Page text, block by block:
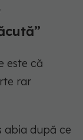
este că
rar
abia după ce